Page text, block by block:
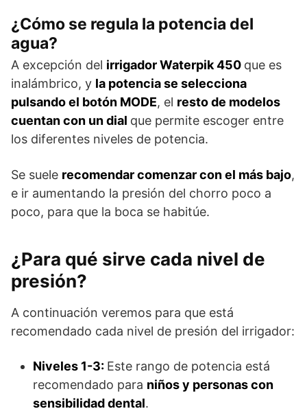
¿Cómo se regula la potencia del
agua?
A excepción del irrigador Waterpik 450 que es
inalámbrico, y la potencia se selecciona
pulsando el botón MODE, el resto de modelos
cuentan con un dial que permite escoger entre
los diferentes niveles de potencia.
Se suele recomendar comenzar con el más bajo,
e ir aumentando la presión del chorro poco a
poco, para que la boca se habitúe.
¿Para qué sirve cada nivel de
presión?
A continuación veremos para que está
recomendado cada nivel de presión del irrigador:
Niveles 1-3: Este rango de potencia está
recomendado para niños y personas con
sensibilidad dental.